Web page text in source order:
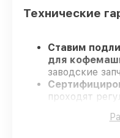
Технические
Ставим
для
заводские
проходят
Соблюдаем